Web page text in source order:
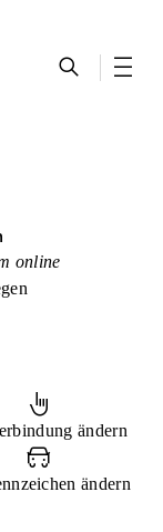
online
ändern
ändern